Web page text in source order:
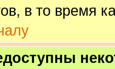
в то время